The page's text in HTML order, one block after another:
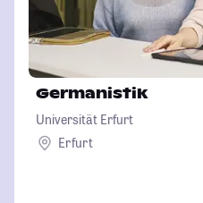
Germanistik
Universität Erfurt
Erfurt